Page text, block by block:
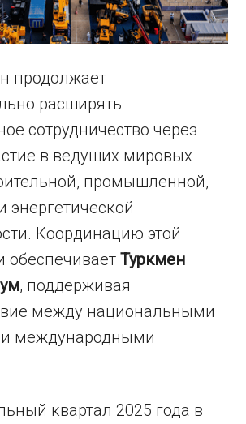
продолжает
расширять
сотрудничество через
в ведущих мировых
промышленной,
энергетической
Координацию этой
обеспечиваетТуркмен
, поддерживая
между национальными
и международными
квартал 2025 года в